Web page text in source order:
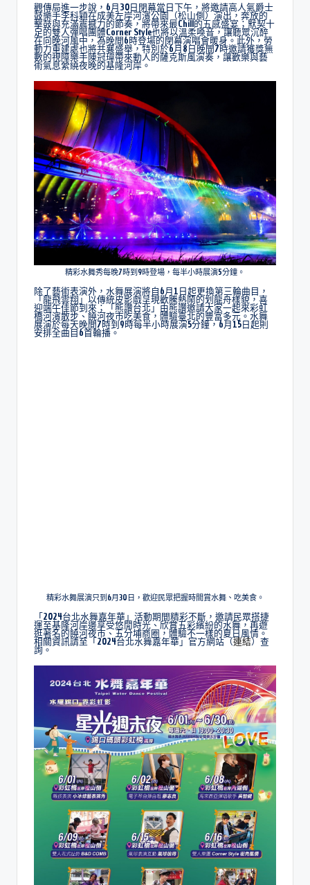
觀傳局進一步說，6月30日閉幕當日下午，將邀請高人氣爵士
鼓樂手李科穎在成美左岸河濱公園（松山側）演出，奔放的
擊鼓與充滿震撼力的節奏，將帶來最Chill的五感盛宴；默契十
足的雙人彈唱團體Corner Style也將以溫柔嗓音，讓聽眾沉醉
在向晚河風中，為晚間6時登場的閉幕演唱會暖身。此外，勞
動力重建處也將共襄盛舉，特別於6月8日晚間7時邀請獲獎無
數的視障樂手陳冠瑋帶來動人的薩克斯風演奏，讓歡樂與藝
術氣息縈繞夜晚的基隆河岸。
精彩水舞秀每晚7時到9時登場，每半小時展演5分鐘。
除了藝術表演外，水舞展演將自6月1日起更換第三輪曲目，
「龍飛雲翔」以傳統皮影戲呈現歡騰熱鬧的划龍舟樣貌，喜
迎端午佳節到來；「熊讚台北」由熊讚邀請大家一起來彩虹
橋河濱散步、饒河夜市吃美食，體驗臺北的豐富多元。水舞
展演於每天晚間7時到9時每半小時展演5分鐘，6月15日起則
安排全曲目6首輪播。
精彩水舞展演只到6月30日，歡迎民眾把握時間賞水舞、吃美食。
「2024台北水舞嘉年華」活動期間精彩不斷，邀請民眾搭捷
運至基隆河岸邊享受悠閒時光、欣賞五彩繽紛的水舞，再遊
逛著名的饒河夜市、五分埔商圈，體驗不一樣的夏日風情。
相關資訊請至「2024台北水舞嘉年華」官方網站（連結）查
詢。